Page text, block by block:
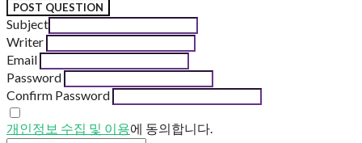
POST QUESTION
Subject
Writer
Email
Password
Confirm Password
개인정보 수집 및 이용에 동의합니다.